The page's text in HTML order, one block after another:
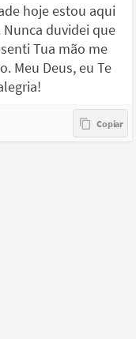
hoje estou aqui
duvidei que
Tua mão me
Meu Deus, eu Te